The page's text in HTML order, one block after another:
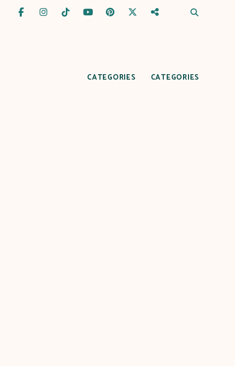
CATEGORIES CATEGORIES